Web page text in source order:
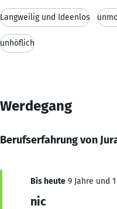
Langweilig und Ideenlos
unhöflich
Werdegang
Berufserfahrung von
Bis heute 9 Jahre und
nic